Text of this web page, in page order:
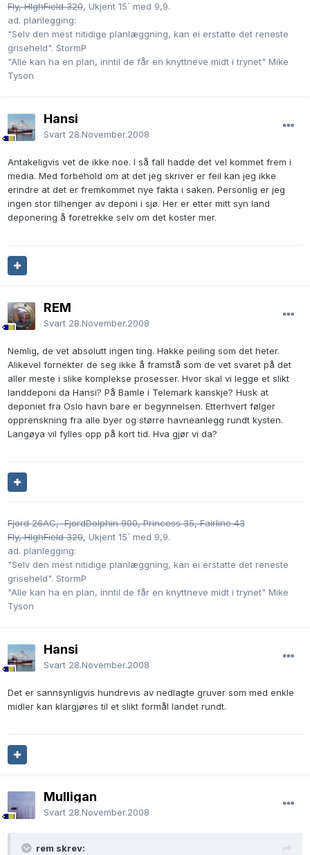
Fly, HIghField 320, Ukjent 15´ med 9,9.
ad. planlegging:
"Selv den mest nitidige planlæggning, kan ei erstatte det reneste
griseheld". StormP
"Alle kan ha en plan, inntil de får en knyttneve midt i trynet" Mike
Tyson
Hansi
Svart 28.November.2008
Antakeligvis vet de ikke noe. I så fall hadde det vel kommet frem i
media. Med forbehold om at det jeg skriver er feil kan jeg ikke
erindre at det er fremkommet nye fakta i saken. Personlig er jeg
ingen stor tilhenger av deponi i sjø. Her er etter mitt syn land
deponering å foretrekke selv om det koster mer.
REM
Svart 28.November.2008
Nemlig, de vet absolutt ingen ting. Hakke peiling som det heter.
Alikevel fornekter de seg ikke å framstå som de vet svaret på det
aller meste i slike komplekse prosesser. Hvor skal vi legge et slikt
landdeponi da Hansi? På Bamle i Telemark kanskje? Husk at
deponiet fra Oslo havn bare er begynnelsen. Etterhvert følger
opprenskning fra alle byer og større havneanlegg rundt kysten.
Langøya vil fylles opp på kort tid. Hva gjør vi da?
Fjord 26AC, FjordDolphin 900, Princess 35,Fairline 43
Fly, HIghField 320, Ukjent 15´ med 9,9.
ad. planlegging:
"Selv den mest nitidige planlæggning, kan ei erstatte det reneste
griseheld". StormP
"Alle kan ha en plan, inntil de får en knyttneve midt i trynet" Mike
Tyson
Hansi
Svart 28.November.2008
Det er sannsynligvis hundrevis av nedlagte gruver som med enkle
midler kan klargjøres til et slikt formål landet rundt.
Mulligan
Svart 28.November.2008
rem skrev: